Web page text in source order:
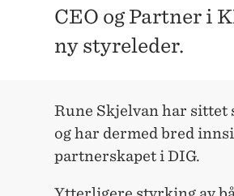
CEO og Partner i
ny styreleder.
Rune Skjelvan har sittet
og har dermed bred
partnerskapet i DIG.